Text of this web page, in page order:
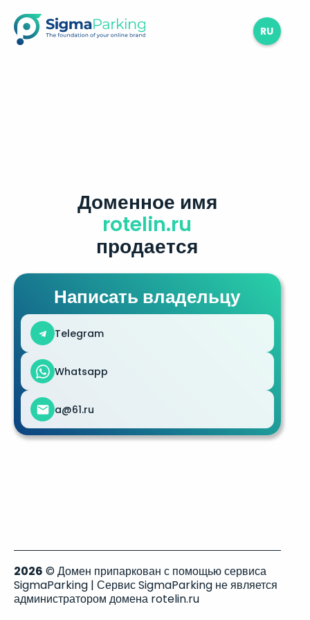
RU
Доменное имя
rotelin.ru
продается
Написать владельцу
Telegram
Whatsapp
a@61.ru
2026 © Домен припаркован с помощью сервиса
SigmaParking | Сервис SigmaParking не является
администратором домена rotelin.ru